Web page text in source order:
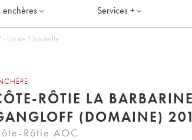
enchères Services +
Gangloff (Domaine) 2017 - Lot de 1 bouteille
RÔTIE LA BARBARINE
GANGLOFF
Rôtie AOC